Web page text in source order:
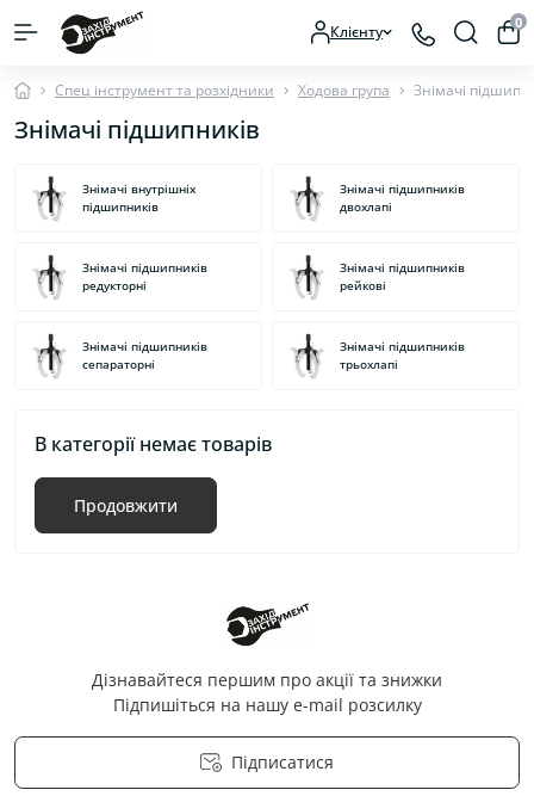
Клієнту 0
Спец інструмент та розхідники Ходова група Знімачі
Знімачі підшипників
Знімачі внутрішніх
підшипників
Знімачі підшипників
двохлапі
Знімачі підшипників
редукторні
Знімачі підшипників
рейкові
Знімачі підшипників
сепараторні
Знімачі підшипників
трьохлапі
В категорії немає товарів
Продовжити
Дізнавайтеся першим про акції та знижки
Підпишіться на нашу e-mail розсилку
Підписатися